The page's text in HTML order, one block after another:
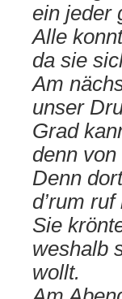
ein jeder
Alle
da sie
Am
unser
Grad
denn
Denn
d’rum
Sie
weshalb
wollt.